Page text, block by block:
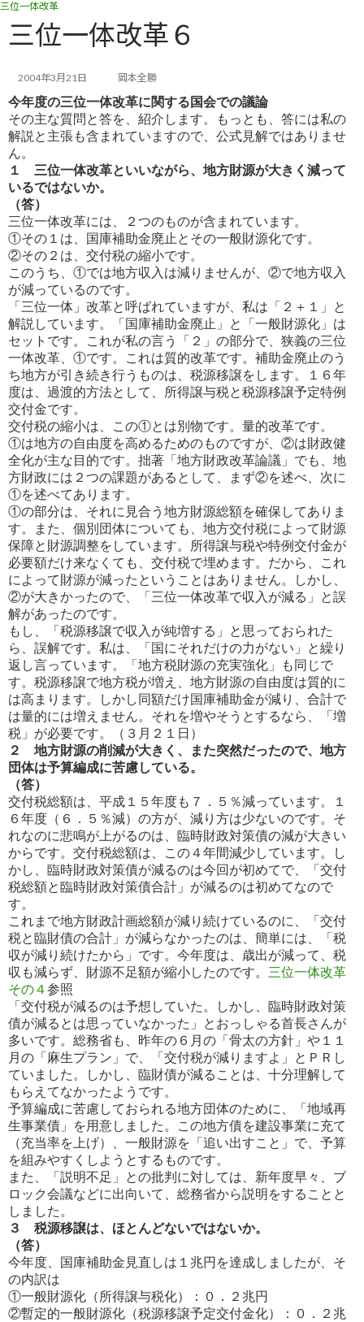
コ
テ
ス
キ
ッ
プ
ナ
ゲ
ン
に
移
動
三位一体改革
三位一体改革６
2004年3月21日 岡本全勝
今年度の三位一体改革に関する国会での議論
その主な質問と答を、紹介します。もっとも、答には私の
解説と主張も含まれていますので、公式見解ではありませ
ん。
１ 三位一体改革といいながら、地方財源が大きく減って
いるではないか。
（答）
三位一体改革には、２つのものが含まれています。
①その１は、国庫補助金廃止とその一般財源化です。
②その２は、交付税の縮小です。
このうち、①では地方収入は減りませんが、②で地方収入
が減っているのです。
「三位一体」改革と呼ばれていますが、私は「２＋１」と
解説しています。「国庫補助金廃止」と「一般財源化」は
セットです。これが私の言う「２」の部分で、狭義の三位
一体改革、①です。これは質的改革です。補助金廃止のう
ち地方が引 き続き行うものは、税源移譲をします。１６年
度は、過渡的方法として、所得譲与税と税源移譲予定特例
交付金です。
交付税の縮小は、この①とは別物です。量的改革です。
①は地方の自由度を高めるためのものですが、②は財政健
全化が主な目的です。拙著「地方財政改革論議」でも、地
方財政には２つの課題があるとして、まず②を述べ、次に
①を述べてあります。
①の部分は、それに見合う地方財源総額を確保してありま
す。また、個別団体についても、地方交付税によって財源
保障と財源調整をしています。所得譲与税や特例交付金が
必要額だけ来なくても、交付税で埋めます。だから、これ
に よって財源が減ったということはありません。しかし、
②が大きかったので、「三位一体改革で収入が減る」と誤
解があったのです。
もし、「税源移譲で収入が純増する」と思っておられた
ら、誤解です。私は、「国にそれだけの力がない」と繰り
返し言っています。「地方税財源の充実強化」も同じで
す。税源移譲で地方税が増え、地方財源の自由度は質的に
は高まりま す。しかし同額だけ国庫補助金が減り、合計で
は量的には増えません。それを増やそうとするなら、「増
税」が必要です。（３月２１日）
２ 地方財源の削減が大きく、また突然だったので、地方
団体は予算編成に苦慮している。
（答）
交付税総額は、平成１５年度も７．５％減っています。１
６年度（６．５％減）の方が、減り方は少ないのです。そ
れなのに悲鳴が上がるのは、臨時財政対策債の減が大きい
からです。交付税総額は、この４年間減少しています。し
かし、臨時財政対策債が減るのは今回が初めてで、「交付
税総額と臨時財政対策債合計」が減るのは初めてなので
す。
これまで地方財政計画総額が減り続けているのに、「交付
税と臨財債の合計」が減らなかったのは、簡単には、「税
収が減り続けたから」です。今年度は、歳出が減って、税
収も減らず、財源不足額が縮小したのです。 三位一体改革
その４参照
「交付税が減るのは予想していた。しかし、臨時財政対策
債が減るとは思っていなかった」とおっしゃる首長さんが
多いです。総務省も、昨年の６月の「骨太の方針」や１１
月の「麻生プラン」で、「交付税が減りますよ」とＰＲし
ていました。しかし、臨財債が減ることは、十分理解して
もらえてなかったようです。
予算編成に苦慮しておられる地方団体のために、「地域再
生事業債」を用意しました。この地方債を建設事業に充て
（充当率を上げ）、一般財源を「追い出すこと」で、予算
を組みやすくしようとするものです。
また、「説明不足」との批判に対しては、新年度早々、ブ
ロック会議などに出向いて、総務省から説明をすることと
しました。
３ 税源移譲は、ほとんどないではないか。
（答）
今年度、国庫補助金見直しは１兆円を達成しましたが、そ
の内訳は
①一般財源化（所得譲与税化）：０．２兆円
②暫定的一般財源化（税源移譲予定交付金化）：０．２兆